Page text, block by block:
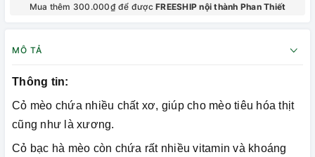
Mua thêm 300.000₫ để đượcFREESHIP nội thành Phan Thiết
MÔ TẢ
Thông tin:
Cỏ mèo chứa nhiều chất xơ, giúp cho mèo tiêu hóa thịt
cũng như là xương.
Cỏ bạc hà mèo còn chứa rất nhiều vitamin và khoáng